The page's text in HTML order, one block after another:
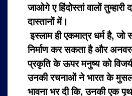
जाओगे ए हिंदोस्तां वालोंतुम्हारी
दास्तानों में।
इस्लाम ही एकमात्रधर्म है, जो
निर्माण कर सकता है और
प्रकृति के ऊपर मनुष्य को
उनकी रचनाओं ने भारत के
भावना भर दी कि, उनकी एक